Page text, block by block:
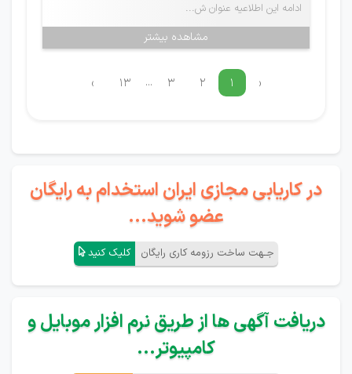
ادامه این اطلاعیه عنوان ش...
مشاهده بیشتر
‹ ۱ ۲ ۳ ... ۱۳ ›
در کاریابی مجازی ایران استخدام به رایگان
عضو شوید...
جـهت ساخت رزومه کاری رایگان کلیک کنید
دریافت آگهی ها از طریق نرم افزار موبایل و
کامپیوتر...